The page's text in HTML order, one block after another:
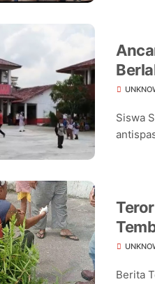
Siswa
Berita